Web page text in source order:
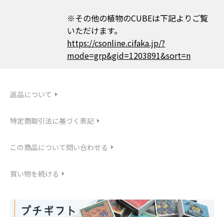
※その他の植物のCUBEは下記よりご覧
いただけます。
https://csonline.cifaka.jp/?
mode=grp&gid=1203891&sort=n
返品について
特定商取引法に基づく表記
この商品について問い合わせる
買い物を続ける